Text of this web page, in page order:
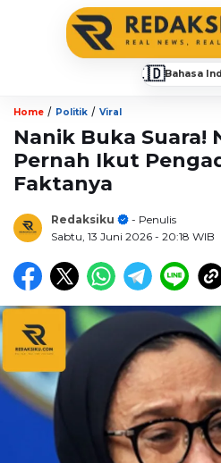
🇮🇩Bahasa
Home / Politik / Viral
Nanik Buka Suara!
Pernah Ikut
Faktanya
Redaksiku
- Penulis
Sabtu, 13 Juni 2026 - 20:18 WIB